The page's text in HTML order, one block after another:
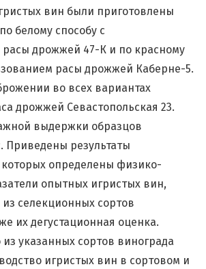
вин были приготовлены
белому способу с
расы дрожжей 47-К и по красному
расы дрожжей Каберне-5.
во всех вариантах
дрожжей Севастопольская 23.
выдержки образцов
Приведены результаты
которых определены физико-
опытных игристых вин,
селекционных сортов
их дегустационная оценка.
из указанных сортов винограда
игристых вин в сортовом и